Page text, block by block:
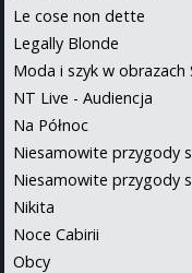
Le cose non dette
Legally Blonde
Moda i szyk w obrazach
NT Live - Audiencja
Na Północ
Niesamowite przygody
Niesamowite przygody
Nikita
Noce Cabirii
Obcy